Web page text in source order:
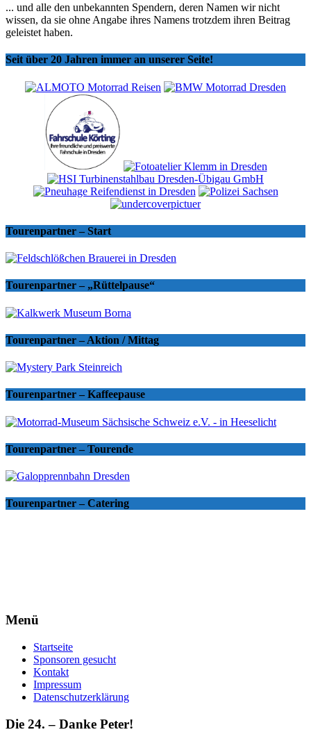
... und alle den unbekannten Spendern, deren Namen wir nicht
wissen, da sie ohne Angabe ihres Namens trotzdem ihren Beitrag
geleistet haben.
Seit über 20 Jahren immer an unserer Seite!
Tourenpartner – Start
Tourenpartner – „Rüttelpause“
Tourenpartner – Aktion / Mittag
Tourenpartner – Kaffeepause
Tourenpartner – Tourende
Tourenpartner – Catering
Menü
Startseite
Sponsoren gesucht
Kontakt
Impressum
Datenschutzerklärung
Die 24. – Danke Peter!